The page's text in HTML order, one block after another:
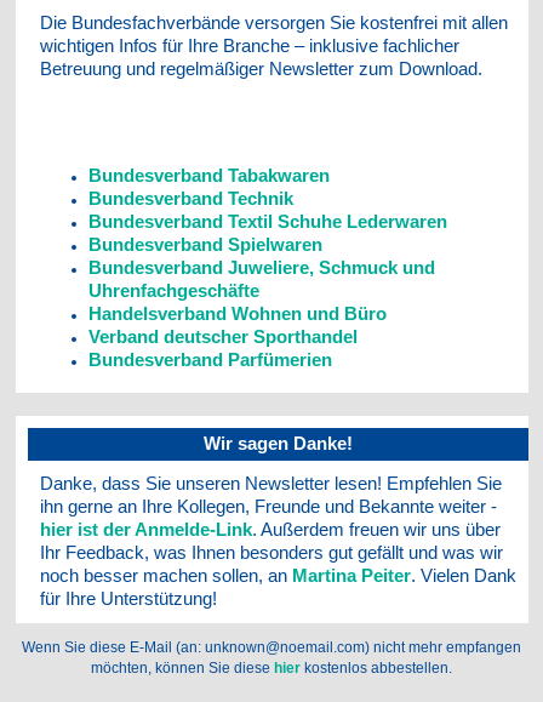
Die Bundesfachverbände versorgen Sie kostenfrei mit allen
wichtigen Infos für Ihre Branche – inklusive fachlicher
Betreuung und regelmäßiger Newsletter zum Download.
Bundesverband Tabakwaren
Bundesverband Technik
Bundesverband Textil Schuhe Lederwaren
Bundesverband Spielwaren
Bundesverband Juweliere, Schmuck und
Uhrenfachgeschäfte
Handelsverband Wohnen und Büro
Verband deutscher Sporthandel
Bundesverband Parfümerien
Wir sagen Danke!
Danke, dass Sie unseren Newsletter lesen! Empfehlen Sie
ihn gerne an Ihre Kollegen, Freunde und Bekannte weiter -
hier ist der Anmelde-Link. Außerdem freuen wir uns über
Ihr Feedback, was Ihnen besonders gut gefällt und was wir
noch besser machen sollen, an Martina Peiter. Vielen Dank
für Ihre Unterstützung!
Wenn Sie diese E-Mail (an: unknown@noemail.com) nicht mehr empfangen
möchten, können Sie diese hier kostenlos abbestellen.